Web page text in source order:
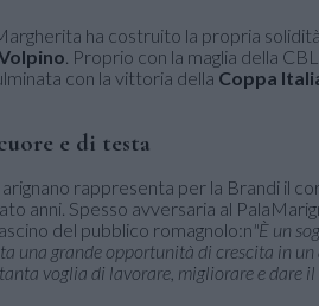
ha costruito la propria
. Proprio con la maglia della
con la vittoria della Coppa
e di testa
rappresenta per la Brandi il
anni. Spesso avversaria al
del pubblico romagnolo:n"È un
una grande opportunità di crescita in
voglia di lavorare, migliorare e dare